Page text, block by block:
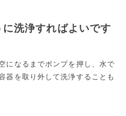
洗浄すればよいです
になるまでポンプを押し、水で
器を取り外して洗浄することも